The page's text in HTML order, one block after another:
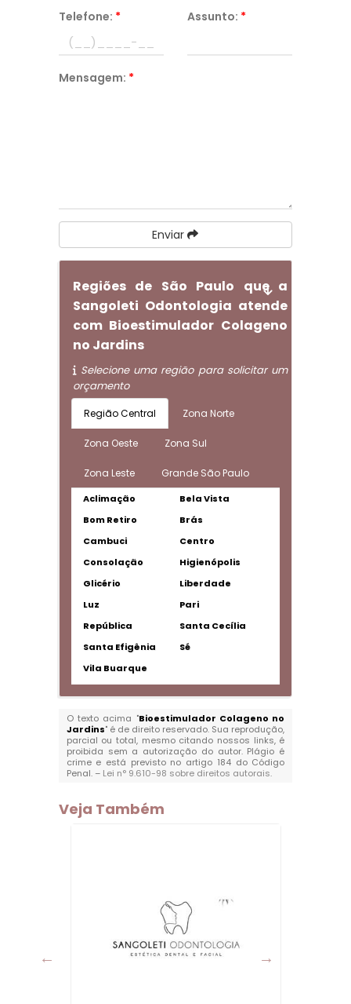
Telefone: * Assunto: *
Mensagem: *
Enviar
Regiões de São Paulo que a
Sangoleti Odontologia atende
com Bioestimulador Colageno
no Jardins
Selecione uma região para solicitar um
orçamento
Região Central Zona Norte
Zona Oeste Zona Sul
Zona Leste Grande São Paulo
Aclimação
Bela Vista
Bom Retiro
Brás
Cambuci
Centro
Consolação
Higienópolis
Glicério
Liberdade
Luz
Pari
República
Santa Cecília
Santa Efigênia
Sé
Vila Buarque
O texto acima "Bioestimulador Colageno no
Jardins" é de direito reservado. Sua reprodução,
parcial ou total, mesmo citando nossos links, é
proibida sem a autorização do autor. Plágio é
crime e está previsto no artigo 184 do Código
Penal. – Lei n° 9.610-98 sobre direitos autorais.
Veja Também